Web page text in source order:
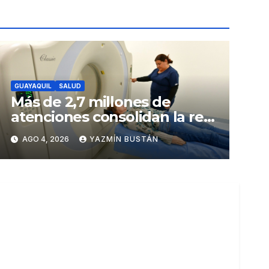
GUAYAQUIL SALUD
Más de 2,7 millones de
atenciones consolidan la red
municipal de salud
AGO 4, 2026 YAZMÍN BUSTÁN